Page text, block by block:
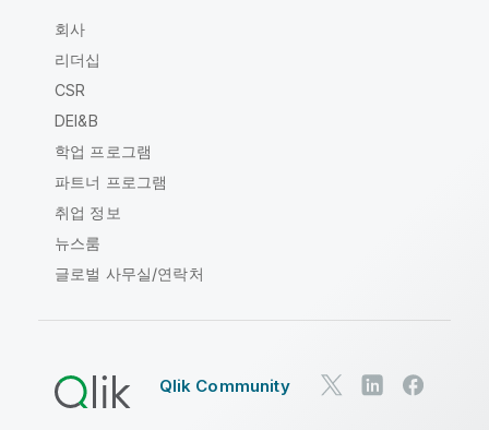
회사
리더십
CSR
DEI&B
학업 프로그램
파트너 프로그램
취업 정보
뉴스룸
글로벌 사무실/연락처
Qlik Community